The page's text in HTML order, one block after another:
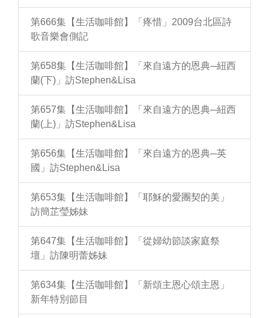
第666集【生活咖啡館】「疼惜」2009台北區詩
歌音樂會側記
第658集【生活咖啡館】「來自遠方的恩典─紐西
蘭(下)」訪Stephen&Lisa
第657集【生活咖啡館】「來自遠方的恩典─紐西
蘭(上)」訪Stephen&Lisa
第656集【生活咖啡館】「來自遠方的恩典─英
國」訪Stephen&Lisa
第653集【生活咖啡館】「耶穌的愛團契的美」
訪簡芷瑩姊妹
第647集【生活咖啡館】「從婦幼節談家庭祭
壇」訪陳明蕾姊妹
第634集【生活咖啡館】「新頌主恩心頌主恩」
新年特別節目